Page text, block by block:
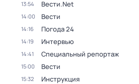
13:54 Вести.Net
14:00 Вести
14:16 Погода 24
14:19 Интервью
14:41 Специальный репортаж
15:00 Вести
15:32 Инструкция